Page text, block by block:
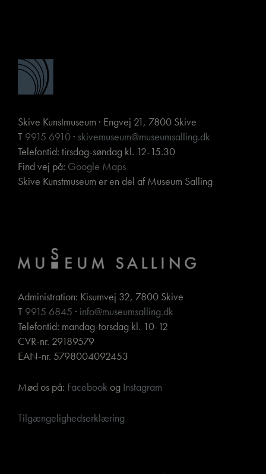
Skive Kunstmuseum · Engvej 21, 7800 Skive
T 9915 6910 · skivemuseum@museumsalling.dk
Telefontid: tirsdag-søndag kl. 12-15.30
Find vej på: Google Maps
Skive Kunstmuseum er en del af Museum Salling
Administration: Kisumvej 32, 7800 Skive
T 9915 6845 · info@museumsalling.dk
Telefontid: mandag-torsdag kl. 10-12
CVR-nr. 29189579
EAN-nr. 5798004092453
Mød os på: Facebook og Instagram
Tilgængelighedserklæring